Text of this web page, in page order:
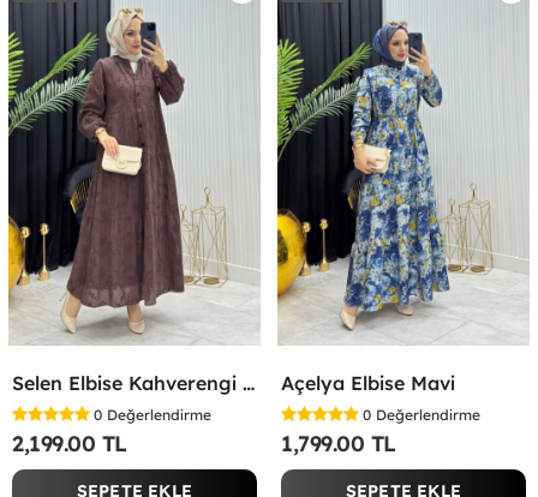
Selen Elbise Kahverengi Kahverengi
0 Değerlendirme
2,199.00 TL
SEPETE EKLE
Açelya Elbise Mavi
0 Değerlendirme
1,799.00 TL
SEPETE EKLE